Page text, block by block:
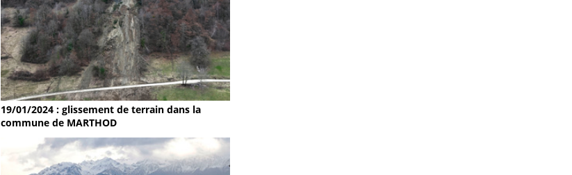
19/01/2024 : glissement de terrain dans la
commune de MARTHOD